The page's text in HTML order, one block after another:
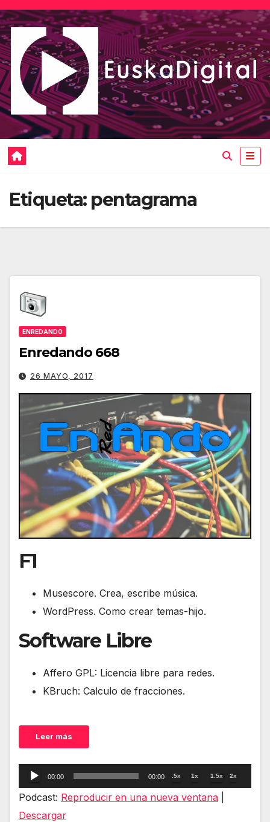
Saltar
al
contenido
Etiqueta: pentagrama
ENREDANDO
Enredando 668
26 MAYO, 2017
F1
Musescore. Crea, escribe música.
WordPress. Como crear temas-hijo.
Software Libre
Affero GPL: Licencia libre para redes.
KBruch: Calculo de fracciones.
Leer más
Reproductor
de
00:00 00:00 .5x 1x 1.5x 2x
Podcast: Reproducir en una nueva ventana
Descargar